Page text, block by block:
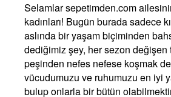
Selamlar sepetimden.com
kadınları! Bugün burada sadece
aslında bir yaşam biçiminden
dediğimiz şey, her sezon değişen
peşinden nefes nefese koşmak
vücudumuzu ve ruhumuzu en iyi
bulup onlarla bir bütün